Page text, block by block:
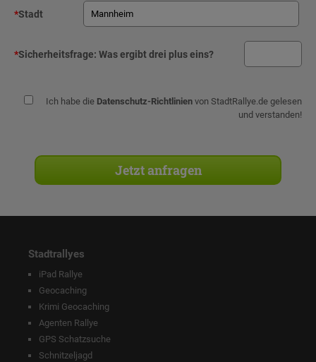
*Stadt
*Sicherheitsfrage: Was ergibt drei plus eins?
Ich habe die Datenschutz-Richtlinien von StadtRallye.de gelesen
und verstanden!
Stadtrallyes
iPad Rallye
Geocaching
Krimi Geocaching
Agenten Rallye
GPS Schatzsuche
Schnitzeljagd